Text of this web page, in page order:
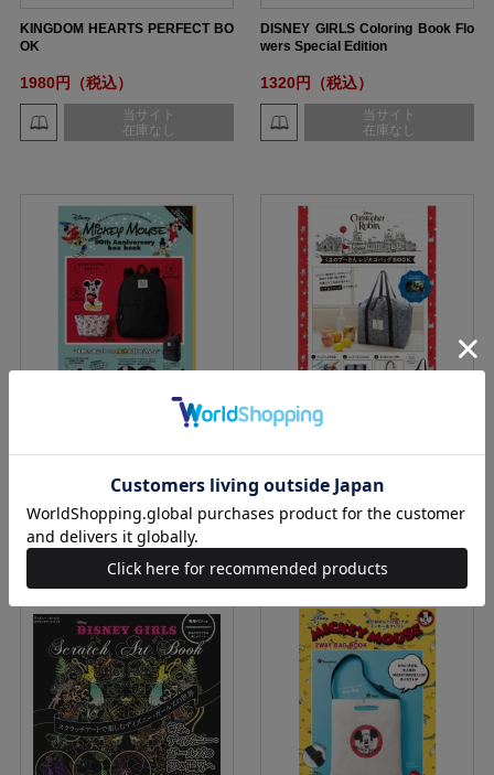
KINGDOM HEARTS PERFECT BO
OK
1980円（税込）
当サイト
在庫なし
DISNEY GIRLS Coloring Book Flo
wers Special Edition
1320円（税込）
当サイト
在庫なし
Disney Mickey Mouse 90th Anniv
3278円（税込）
当サイト
在庫なし
Disney くまのプーさん レジカゴバ
2640円（税込）
当サイト